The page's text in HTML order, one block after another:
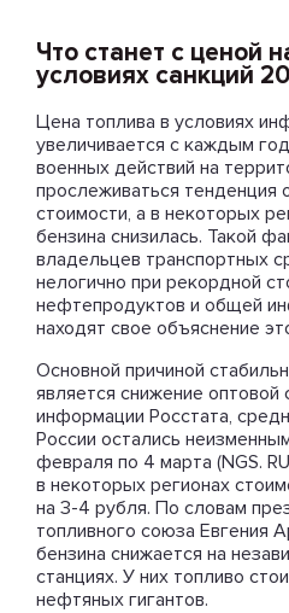
Что станет с ценой
условиях санкций
Цена топлива в условиях
увеличивается с каждым
военных действий на
прослеживаться тенденция
стоимости, а в некоторых
бензина снизилась. Такой
владельцев транспортных
нелогично при рекордной
нефтепродуктов и общей
находят свое объяснение
Основной причиной
является снижение оптовой
информации Росстата,
России остались
февраля по 4 марта (NGS.
в некоторых регионах
на 3-4 рубля. По словам
топливного союза Евгения
бензина снижается на
станциях. У них топливо
нефтяных гигантов.